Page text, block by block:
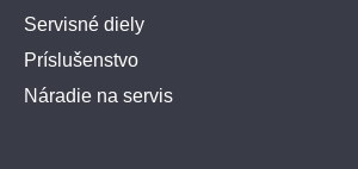
Servisné diely
Príslušenstvo
Náradie na servis